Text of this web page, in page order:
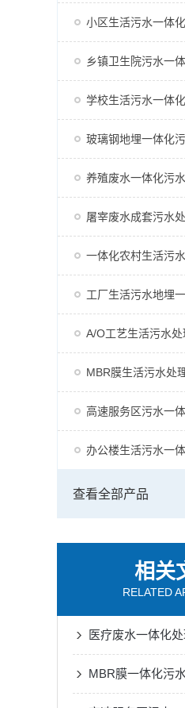
小区生活污水一体
乡镇卫生院污水一
学校生活污水一体
玻璃钢地埋一体化
养殖废水一体化污
屠宰废水成套污水
一体化农村生活污
工厂生活污水地埋
A/O工艺生活污水
MBR膜生活污水处
高速服务区污水一
办公楼生活污水一
查看全部产品
相关
RELATED